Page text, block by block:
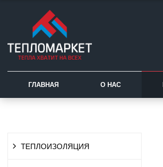
ГЛАВНАЯ О НАС
ТЕПЛОИЗОЛЯЦИЯ